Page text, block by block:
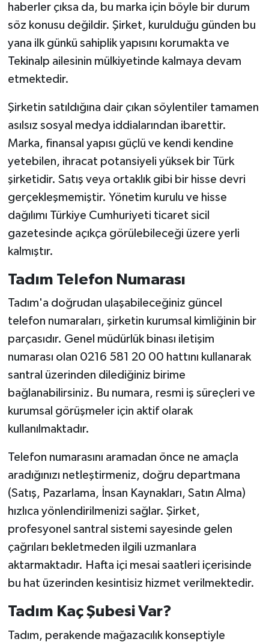
haberler çıksa da, bu marka için böyle bir durum
söz konusu değildir. Şirket, kurulduğu günden bu
yana ilk günkü sahiplik yapısını korumakta ve
Tekinalp ailesinin mülkiyetinde kalmaya devam
etmektedir.
Şirketin satıldığına dair çıkan söylentiler tamamen
asılsız sosyal medya iddialarından ibarettir.
Marka, finansal yapısı güçlü ve kendi kendine
yetebilen, ihracat potansiyeli yüksek bir Türk
şirketidir. Satış veya ortaklık gibi bir hisse devri
gerçekleşmemiştir. Yönetim kurulu ve hisse
dağılımı Türkiye Cumhuriyeti ticaret sicil
gazetesinde açıkça görülebileceği üzere yerli
kalmıştır.
Tadım Telefon Numarası
Tadım'a doğrudan ulaşabileceğiniz güncel
telefon numaraları, şirketin kurumsal kimliğinin bir
parçasıdır. Genel müdürlük binası iletişim
numarası olan 0216 581 20 00 hattını kullanarak
santral üzerinden dilediğiniz birime
bağlanabilirsiniz. Bu numara, resmi iş süreçleri ve
kurumsal görüşmeler için aktif olarak
kullanılmaktadır.
Telefon numarasını aramadan önce ne amaçla
aradığınızı netleştirmeniz, doğru departmana
(Satış, Pazarlama, İnsan Kaynakları, Satın Alma)
hızlıca yönlendirilmenizi sağlar. Şirket,
profesyonel santral sistemi sayesinde gelen
çağrıları bekletmeden ilgili uzmanlara
aktarmaktadır. Hafta içi mesai saatleri içerisinde
bu hat üzerinden kesintisiz hizmet verilmektedir.
Tadım Kaç Şubesi Var?
Tadım, perakende mağazacılık konseptiyle